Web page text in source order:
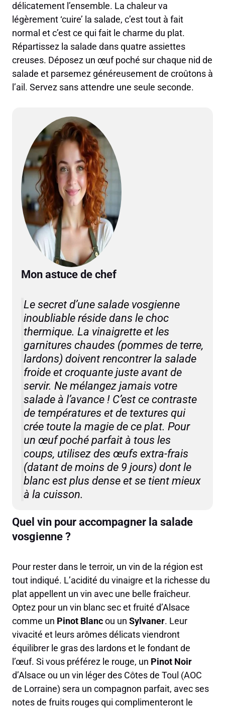
délicatement l’ensemble. La chaleur va
légèrement ‘cuire’ la salade, c’est tout à fait
normal et c’est ce qui fait le charme du plat.
Répartissez la salade dans quatre assiettes
creuses. Déposez un œuf poché sur chaque nid de
salade et parsemez généreusement de croûtons à
l’ail. Servez sans attendre une seule seconde.
Mon astuce de chef
Le secret d’une salade vosgienne
inoubliable réside dans le choc
thermique. La vinaigrette et les
garnitures chaudes (pommes de terre,
lardons) doivent rencontrer la salade
froide et croquante juste avant de
servir. Ne mélangez jamais votre
salade à l’avance ! C’est ce contraste
de températures et de textures qui
crée toute la magie de ce plat. Pour
un œuf poché parfait à tous les
coups, utilisez des œufs extra-frais
(datant de moins de 9 jours) dont le
blanc est plus dense et se tient mieux
à la cuisson.
Quel vin pour accompagner la salade
vosgienne ?
Pour rester dans le terroir, un vin de la région est
tout indiqué. L’acidité du vinaigre et la richesse du
plat appellent un vin avec une belle fraîcheur.
Optez pour un vin blanc sec et fruité d’Alsace
comme un Pinot Blancou un Sylvaner. Leur
vivacité et leurs arômes délicats viendront
équilibrer le gras des lardons et le fondant de
l’œuf. Si vous préférez le rouge, un Pinot Noir
d’Alsace ou un vin léger des Côtes de Toul (AOC
de Lorraine) sera un compagnon parfait, avec ses
notes de fruits rouges qui complimenteront le